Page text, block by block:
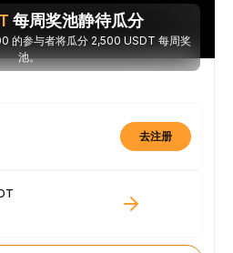
每周奖池静待瓜分
的参与者将瓜分 2,500 USDT 每周奖
池。
去注册